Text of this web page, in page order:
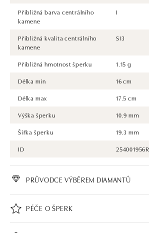
Přibližná barva centrálního
kamene
I
Přibližná kvalita centrálního
kamene
SI3
Přibližná hmotnost šperku
1.15 g
Délka min
16 cm
Délka max
17.5 cm
Výška šperku
10.9 mm
Šířka šperku
19.3 mm
ID
254001956R
PRŮVODCE VÝBĚREM DIAMANTŮ
PÉČE O ŠPERK